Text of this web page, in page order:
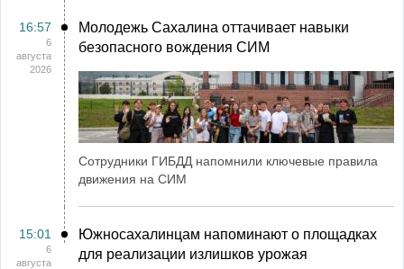
16:57
6
августа
2026
Молодежь Сахалина оттачивает навыки
безопасного вождения СИМ
Сотрудники ГИБДД напомнили ключевые правила
движения на СИМ
15:01
6
августа
Южносахалинцам напоминают о площадках
для реализации излишков урожая